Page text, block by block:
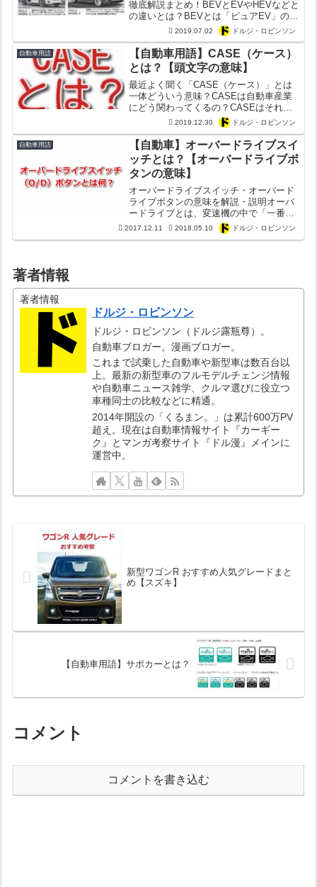
徹底解説まとめ！BEVとEVやHEVなどと
の違いとは？BEVとは「ピュアEV」のみ
該当する？ついでにZEVやNEVの意味も
2019.07.02 ドルジ・ロビンソン
自動車用語
【自動車用語】CASE（ケース）
とは？【頭文字の意味】
最近よく聞く「CASE（ケース）」とは
一体どういう意味？CASEは自動車産業
にどう関わってくるの？CASEはそれぞ
れ何の頭文字？Connected？
Autonomous？Shared？Electric？
2019.12.30 ドルジ・ロビンソン
自動車用語
【自動車】オーバードライブスイ
ッチとは？【オーバードライブボ
タンの意味】
オーバードライブスイッチ・オーバード
ライブボタンの意味を解説・説明オーバ
ードライブとは、変速機の中で「一番高
いトップギア」を直接的には意味しま
す。もともとは高速走行を可能にするた
2017.12.11 2018.05.10 ドルジ・ロビンソン
著者情報
著者情報
ドルジ・ロビンソン
ドルジ・ロビンソン（ドルジ露瓶尊）。
自動車ブロガー。漫画ブロガー。
これまで試乗した自動車や新型車は数百台以
上。最新の新型車のフルモデルチェンジ情報
や自動車ニュース雑学、クルマ選びに役立つ
車種同士の比較などに精通。
2014年開設の「くるまン。」は累計600万PV
超え。現在は自動車情報サイト『カーギー
ク』とマンガ考察サイト『ドル漫』メインに
運営中。
新型ワゴンR おすすめ人気グレードまと
め【スズキ】
【自動車用語】サポカーとは？
コメント
コメントを書き込む